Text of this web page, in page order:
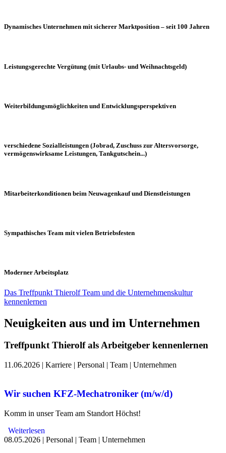
Dynamisches Unternehmen mit sicherer Marktposition – seit 100 Jahren
Leistungsgerechte Vergütung (mit Urlaubs- und Weihnachtsgeld)
Weiterbildungsmöglichkeiten und Entwicklungsperspektiven
verschiedene Sozialleistungen (Jobrad, Zuschuss zur Altersvorsorge,
vermögenswirksame Leistungen, Tankgutschein...)
Mitarbeiterkonditionen beim Neuwagenkauf und Dienstleistungen
Sympathisches Team mit vielen Betriebsfesten
Moderner Arbeitsplatz
Das Treffpunkt Thierolf Team und die Unternehmenskultur
kennenlernen
Neuigkeiten aus und im Unternehmen
Treffpunkt Thierolf als Arbeitgeber kennenlernen
11.06.2026 | Karriere | Personal | Team | Unternehmen
Wir suchen KFZ-Mechatroniker (m/w/d)
Komm in unser Team am Standort Höchst!
Weiterlesen
08.05.2026 | Personal | Team | Unternehmen